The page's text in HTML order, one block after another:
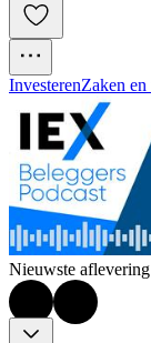
InvesterenZaken
Nieuwste aflevering